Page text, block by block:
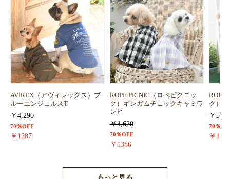
AVIREX（アヴィレックス）ブ
ルーエンジェルスT
￥4,290
70％OFF
￥1287
ROPE PICNIC（ロペピクニッ
ク）ギンガムチェックキャミワ
ンピ
￥4,620
70％OFF
￥1386
ROPE
ク）
￥
70％
￥